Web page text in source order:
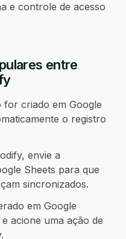
e controle de acesso
entre
criado em Google
o registro
envie a
Sheets para que
sincronizados.
em Google
acione uma ação de